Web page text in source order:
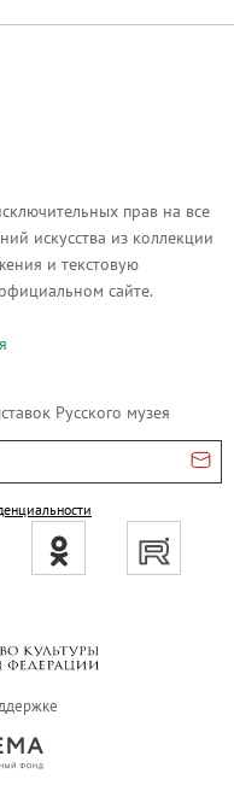
проекты
замок
I
Михайловского
Михайловского
прав на все
искусства из коллекции
и текстовую
сайте.
Русского музея